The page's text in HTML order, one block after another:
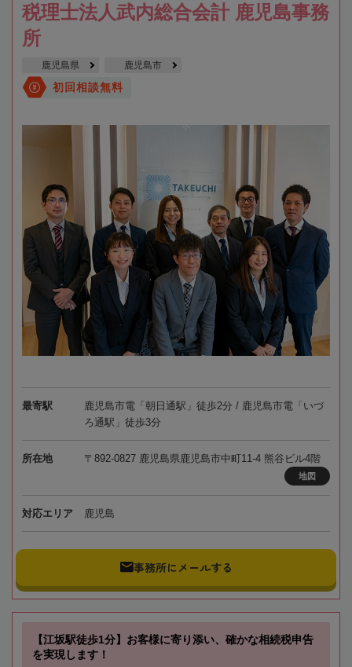
税理士法人武内総合会計 鹿児島事務
所
鹿児島県 鹿児島市
初回相談無料
最寄駅
鹿児島市電「朝日通駅」徒歩2分 / 鹿児島市電「いづ
ろ通駅」徒歩3分
所在地 〒892-0827 鹿児島県鹿児島市中町11-4 熊谷ビル4階
地図
対応エリア 鹿児島
事務所にメールする
【江坂駅徒歩1分】お客様に寄り添い、確かな相続税申告
を実現します！